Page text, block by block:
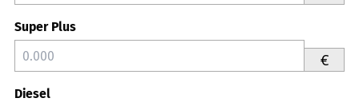
Super Plus
€
Diesel